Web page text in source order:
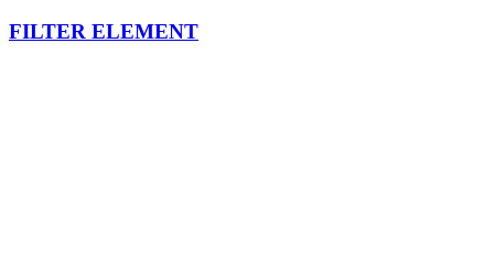
FILTER ELEMENT